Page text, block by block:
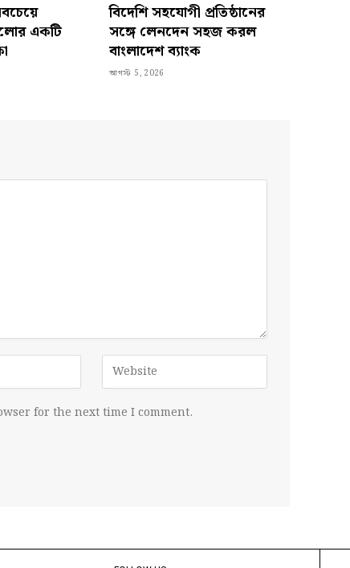
একটি
বিদেশি সহযোগী প্রতিষ্ঠানের
সঙ্গে লেনদেন সহজ করল
বাংলাদেশ ব্যাংক
আগস্ট 5, 2026
for the next time I comment.